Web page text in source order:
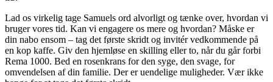
Lad os virkelig tage Samuels ord alvorligt og tænke over, hvordan vi
bruger vores tid. Kan vi engagere os mere og hvordan? Måske er
din nabo ensom – tag det første skridt og invitér vedkommende på
en kop kaffe. Giv den hjemløse en skilling eller to, når du går forbi
Rema 1000. Bed en rosenkrans for den syge, den svage, for
omvendelsen af din familie. Der er uendelige muligheder. Vær ikke